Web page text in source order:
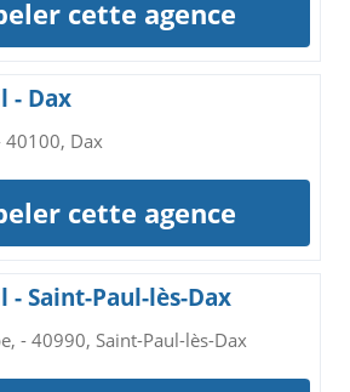
cette agence
- Dax
40100, Dax
cette agence
- Saint-Paul-lès-Dax
- 40990, Saint-Paul-lès-Dax